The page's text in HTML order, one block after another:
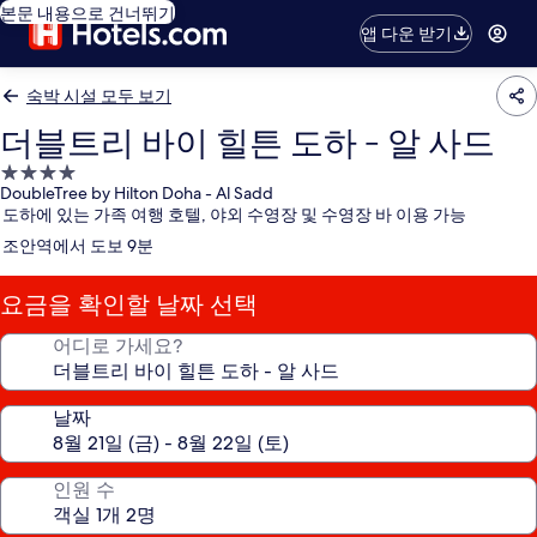
본문 내용으로 건너뛰기
앱 다운 받기
숙박 시설 모두 보기
더블트리 바이 힐튼 도하 - 알 사드
4.0
성
급
숙
박
시
설
DoubleTree by Hilton Doha - Al Sadd
도하에 있는 가족 여행 호텔, 야외 수영장 및 수영장 바 이용 가능
조안역에서 도보 9분
요금을 확인할 날짜 선택
어디로 가세요?
날짜
인원 수